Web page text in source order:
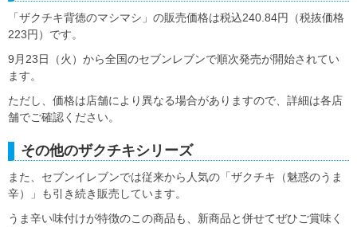
「ザクチキ背徳のマシマシ」の販売価格は税込240.84円（税抜価格
223円）です。
9月23日（火）から全国のセブンレブンで順次発売が開始されてい
ます。
ただし、価格は店舗により異なる場合がありますので、詳細は各店
舗でご確認ください。
その他のザクチキシリーズ
また、セブンイレブンでは従来から人気の「ザクチキ（魅惑のうま
辛）」も引き続き販売しています。
うま辛い味付けが特徴のこの商品も、新商品と併せてぜひご賞味く